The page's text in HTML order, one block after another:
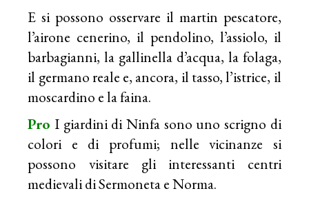
E si possono osservare il martin pescatore,
l’airone cenerino, il pendolino, l’assiolo, il
barbagianni, la gallinella d’acqua, la folaga,
il germano reale e, ancora, il tasso, l’istrice, il
moscardino e la faina.
Pro I giardini di Ninfa sono uno scrigno di
colori e di profumi; nelle vicinanze si
possono visitare gli interessanti centri
medievali di Sermoneta e Norma.